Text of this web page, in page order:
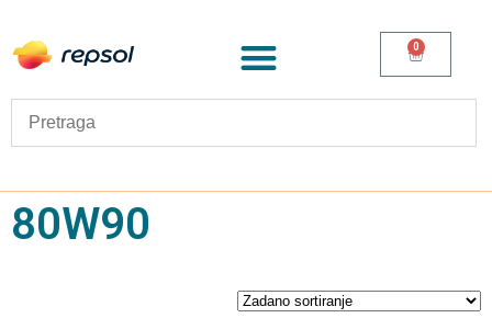
0
80W90